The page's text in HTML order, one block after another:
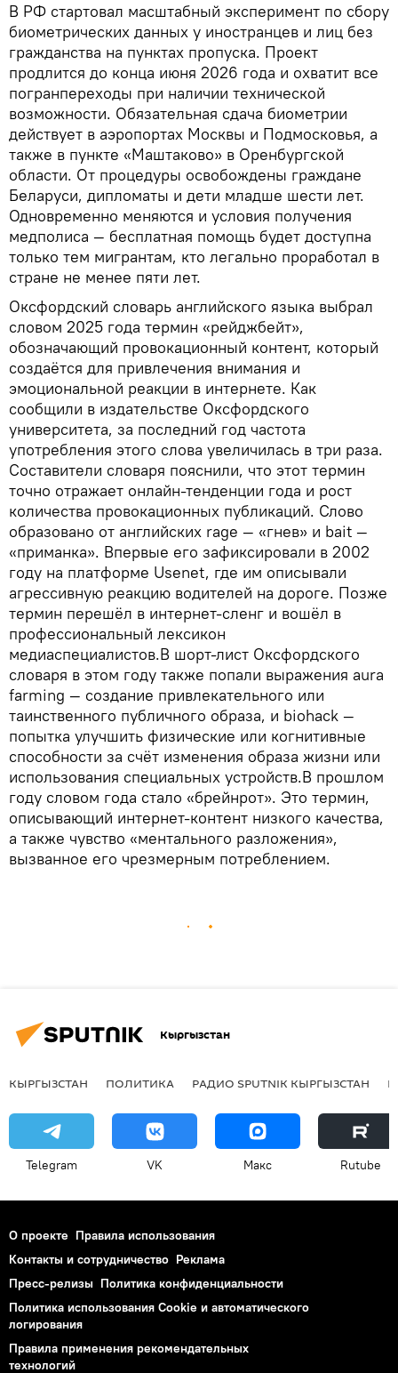
В РФ стартовал масштабный эксперимент по сбору
биометрических данных у иностранцев и лиц без
гражданства на пунктах пропуска. Проект
продлится до конца июня 2026 года и охватит все
погранпереходы при наличии технической
возможности. Обязательная сдача биометрии
действует в аэропортах Москвы и Подмосковья, а
также в пункте «Маштаково» в Оренбургской
области. От процедуры освобождены граждане
Беларуси, дипломаты и дети младше шести лет.
Одновременно меняются и условия получения
медполиса — бесплатная помощь будет доступна
только тем мигрантам, кто легально проработал в
стране не менее пяти лет.
Оксфордский словарь английского языка выбрал
словом 2025 года термин «рейджбейт»,
обозначающий провокационный контент, который
создаётся для привлечения внимания и
эмоциональной реакции в интернете. Как
сообщили в издательстве Оксфордского
университета, за последний год частота
употребления этого слова увеличилась в три раза.
Составители словаря пояснили, что этот термин
точно отражает онлайн-тенденции года и рост
количества провокационных публикаций. Слово
образовано от английских rage — «гнев» и bait —
«приманка». Впервые его зафиксировали в 2002
году на платформе Usenet, где им описывали
агрессивную реакцию водителей на дороге. Позже
термин перешёл в интернет-сленг и вошёл в
профессиональный лексикон
медиаспециалистов.В шорт-лист Оксфордского
словаря в этом году также попали выражения aura
farming — создание привлекательного или
таинственного публичного образа, и biohack —
попытка улучшить физические или когнитивные
способности за счёт изменения образа жизни или
использования специальных устройств.В прошлом
году словом года стало «брейнрот». Это термин,
описывающий интернет-контент низкого качества,
а также чувство «ментального разложения»,
вызванное его чрезмерным потреблением.
Кыргызстан
КЫРГЫЗСТАН ПОЛИТИКА РАДИО SPUTNIK КЫРГЫЗСТАН
Telegram VK Макс Rutube
О проекте Правила использования
Контакты и сотрудничество Реклама
Пресс-релизы Политика конфиденциальности
Политика использования Cookie и автоматического
логирования
Правила применения рекомендательных
технологий